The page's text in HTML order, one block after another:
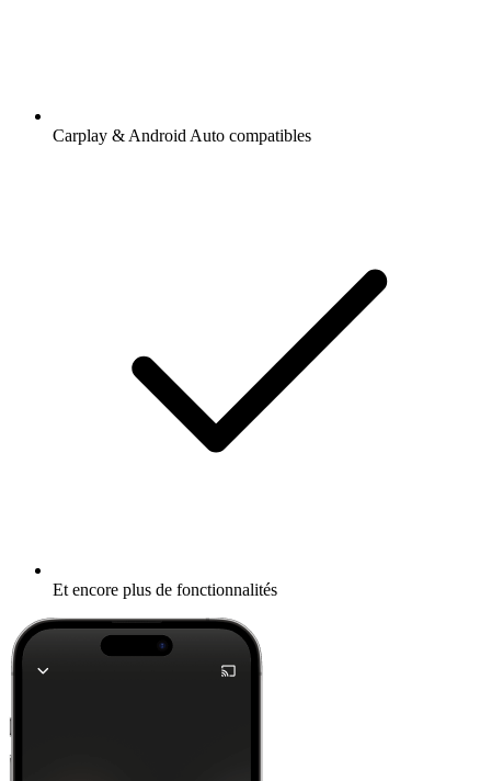
Carplay & Android Auto compatibles
Et encore plus de fonctionnalités